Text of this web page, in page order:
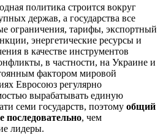
политика строится вокруг
держав, а государства все
ограничения, тарифы, экспортный
энергетические ресурсы и
в качестве инструментов
в частности, на Украине и
фактором мировой
Евросоюз регулярно
вырабатывать единую
семи государств, поэтому общий
последовательно, чем
лидеры.